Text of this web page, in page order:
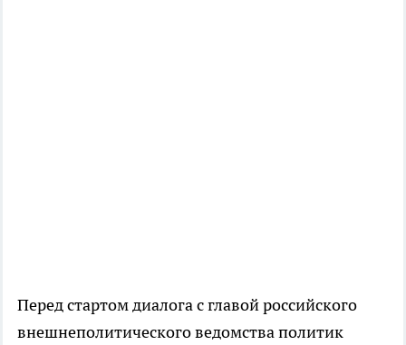
Перед стартом диалога с главой российского
внешнеполитического ведомства политик